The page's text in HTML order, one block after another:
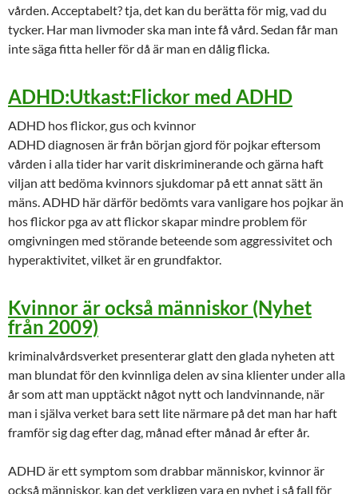
vården. Acceptabelt? tja, det kan du berätta för mig, vad du
tycker. Har man livmoder ska man inte få vård. Sedan får man
inte säga fitta heller för då är man en dålig flicka.
ADHD:Utkast:Flickor med ADHD
ADHD hos flickor, gus och kvinnor
ADHD diagnosen är från början gjord för pojkar eftersom
vården i alla tider har varit diskriminerande och gärna haft
viljan att bedöma kvinnors sjukdomar på ett annat sätt än
mäns. ADHD här därför bedömts vara vanligare hos pojkar än
hos flickor pga av att flickor skapar mindre problem för
omgivningen med störande beteende som aggressivitet och
hyperaktivitet, vilket är en grundfaktor.
Kvinnor är också människor (Nyhet
från 2009)
kriminalvårdsverket presenterar glatt den glada nyheten att
man blundat för den kvinnliga delen av sina klienter under alla
år som att man upptäckt något nytt och landvinnande, när
man i själva verket bara sett lite närmare på det man har haft
framför sig dag efter dag, månad efter månad år efter år.
ADHD är ett symptom som drabbar människor, kvinnor är
också människor, kan det verkligen vara en nyhet i så fall för